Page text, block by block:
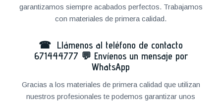
garantizamos siempre acabados perfectos. Trabajamos
con materiales de primera calidad.
☎ Llámenos al teléfono de contacto
671444777 💬 Envíenos un mensaje por
WhatsApp
Gracias a los materiales de primera calidad que utilizan
nuestros profesionales te podemos garantizar unos